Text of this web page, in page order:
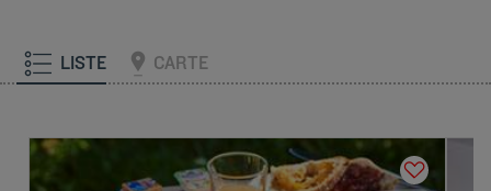
LISTE CARTE